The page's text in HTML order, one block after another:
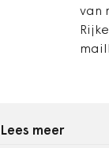
van
Lees meer